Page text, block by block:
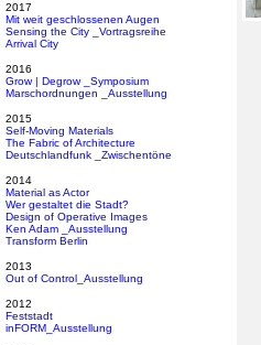
2017
Mit weit geschlossenen Augen
Sensing the City _Vortragsreihe
Arrival City
2016
Grow | Degrow _Symposium
Marschordnungen _Ausstellung
2015
Self-Moving Materials
The Fabric of Architecture
Deutschlandfunk _Zwischentöne
2014
Material as Actor
Wer gestaltet die Stadt?
Design of Operative Images
Ken Adam _Ausstellung
Transform Berlin
2013
Out of Control_Ausstellung
2012
Feststadt
inFORM_Ausstellung